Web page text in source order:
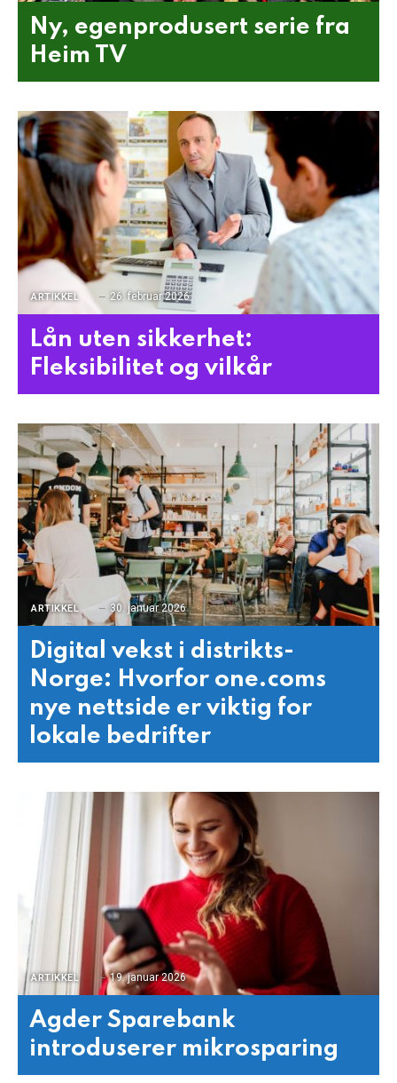
Ny, egenprodusert serie fra
Heim TV
ARTIKKEL 26. februar 2026
Lån uten sikkerhet:
Fleksibilitet og vilkår
ARTIKKEL 30. januar 2026
Digital vekst i distrikts-
Norge: Hvorfor one.coms
nye nettside er viktig for
lokale bedrifter
ARTIKKEL 19. januar 2026
Agder Sparebank
introduserer mikrosparing